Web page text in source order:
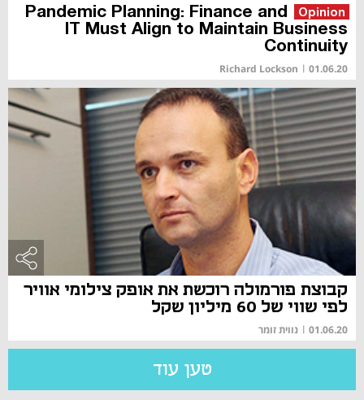
Opinion
Pandemic Planning: Finance and
IT Must Align to Maintain Business
Continuity
01.06.20
|
Richard Lockson
קבוצת פורמולה רוכשת את אופק צילומי אוויר
לפי שווי של 60 מיליון שקל
01.06.20
| נווית זומר
טען עוד